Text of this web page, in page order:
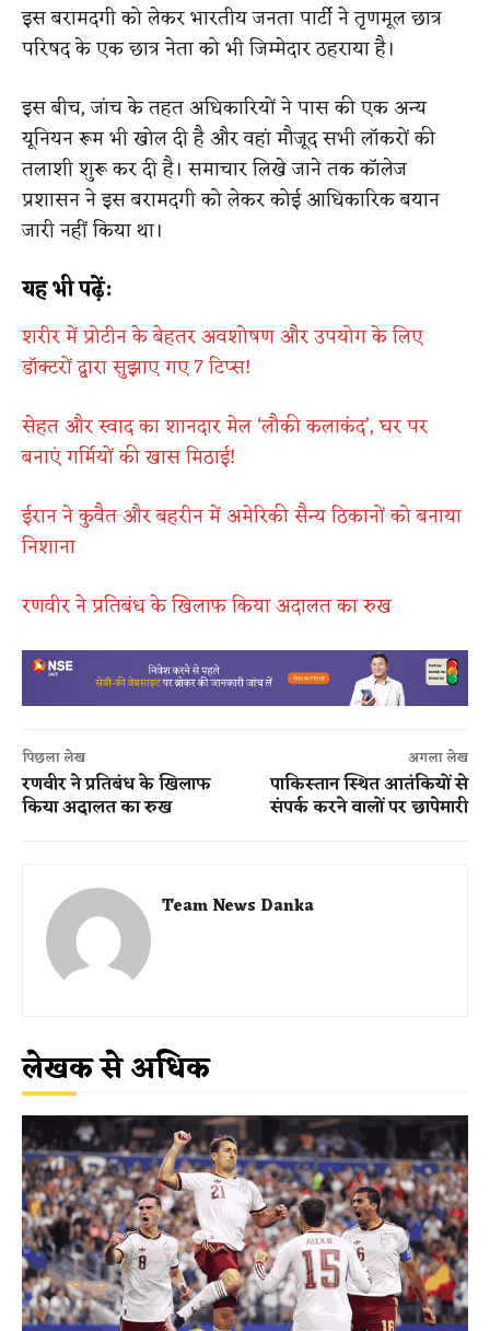
इस बरामदगी को लेकर भारतीय जनता पार्टी ने तृणमूल छात्र
परिषद के एक छात्र नेता को भी जिम्मेदार ठहराया है।
इस बीच, जांच के तहत अधिकारियों ने पास की एक अन्य
यूनियन रूम भी खोल दी है और वहां मौजूद सभी लॉकरों की
तलाशी शुरू कर दी है। समाचार लिखे जाने तक कॉलेज
प्रशासन ने इस बरामदगी को लेकर कोई आधिकारिक बयान
जारी नहीं किया था।
यह भी पढ़ें:
शरीर में प्रोटीन के बेहतर अवशोषण और उपयोग के लिए
डॉक्टरों द्वारा सुझाए गए 7 टिप्स​!
सेहत और स्वाद का शानदार मेल ‘लौकी कलाकंद’, घर पर
बनाएं गर्मियों की खास मिठाई​!
ईरान ने कुवैत और बहरीन में अमेरिकी सैन्य ठिकानों को बनाया
निशाना
रणवीर ने प्रतिबंध के खिलाफ किया अदालत का रुख
पिछला लेख
रणवीर ने प्रतिबंध के खिलाफ
किया अदालत का रुख
अगला लेख
पाकिस्तान स्थित आतंकियों से
संपर्क करने वालों पर छापेमारी
Team News Danka
लेखक से अधिक